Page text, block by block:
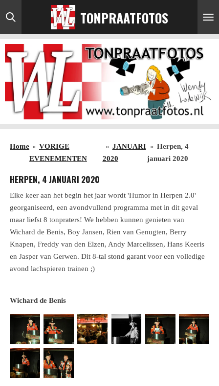
Ga
direct
naar
hoofdinhoud
TONPRAATFOTOS
Home » VORIGE
EVENEMENTEN
» JANUARI
2020
» Herpen, 4
januari 2020
HERPEN, 4 JANUARI 2020
Elke keer aan het begin het jaar wordt 'Humor in Herpen 2.0'
georganiseerd, een avondvullend programma met in dit geval
maar liefst 8 tonpraters! We hebben kunnen genieten van
Wichard de Benis, Boy Jansen, Rien van Genugten, Berry
Knapen, Freddy van den Elzen, Andy Marcelissen, Hans Keeris
en Jasper van Gerwen. Dit 8-tal stond garant voor een volledige
avond lachspieren trainen ;)
Wichard de Benis